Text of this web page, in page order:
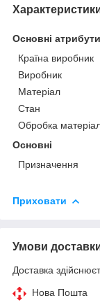
Основні атрибути
Країна виробник
Виробник
Матеріал
Стан
Обробка
Основні
Призначення
Приховати
Умови
Доставка
Нова Пошта